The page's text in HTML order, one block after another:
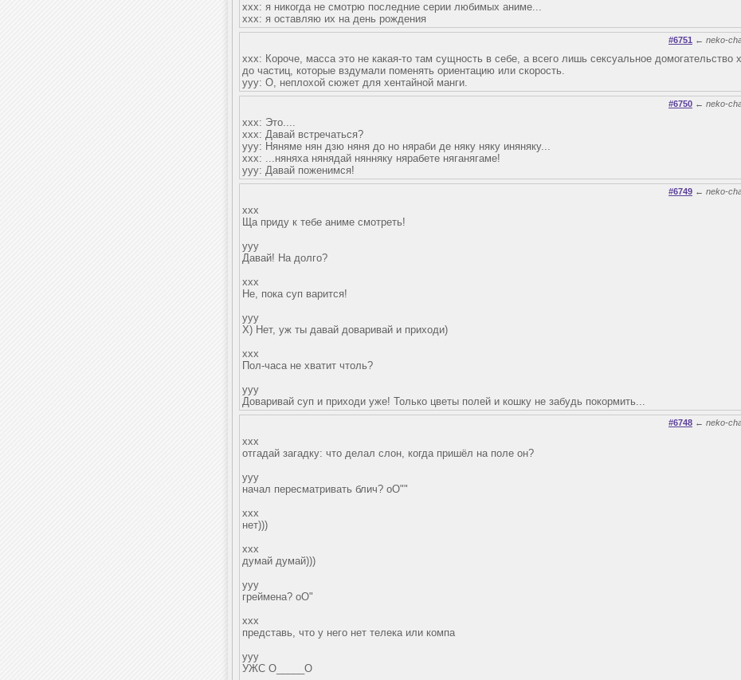
ххх: я никогда не смотрю последние серии любимых аниме...
ххх: я оставляю их на день рождения
#6751 ← neko-
xxx: Короче, масса это не какая-то там сущность в себе, а всего лишь сексуальное домогательство
до частиц, которые вздумали поменять ориентацию или скорость.
yyy: О, неплохой сюжет для хентайной манги.
#6750 ← neko-
xxx: Это....
xxx: Давай встречаться?
yyy: Няняме нян дзю няня до но няраби де няку няку иняняку...
xxx: ...няняха нянядай нянняку нярабете няганягаме!
yyy: Давай поженимся!
#6749 ← neko-
xxx
Ща приду к тебе аниме смотреть!
yyy
Давай! На долго?
xxx
Не, пока суп варится!
yyy
Х) Нет, уж ты давай доваривай и приходи)
xxx
Пол-часа не хватит чтоль?
yyy
Доваривай суп и приходи уже! Только цветы полей и кошку не забудь покормить...
#6748 ← neko-
xxx
отгадай загадку: что делал слон, когда пришёл на поле он?
yyy
начал пересматривать блич? оО""
xxx
нет)))
xxx
думай думай)))
yyy
греймена? оО"
xxx
представь, что у него нет телека или компа
yyy
УЖС О_____О